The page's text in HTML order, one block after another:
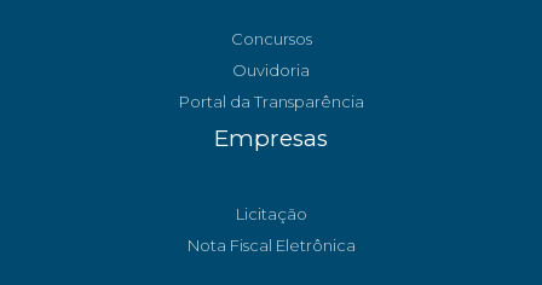
Concursos
Ouvidoria
Portal da Transparência
Empresas
Licitação
Nota Fiscal Eletrônica